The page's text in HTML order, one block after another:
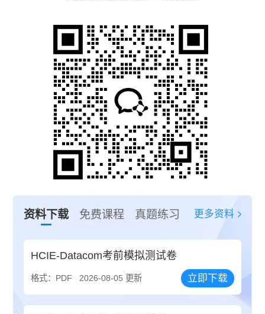
资料下载 免费课程 真题练习 更多资料
HCIE-Datacom考前模拟测试卷
格式：PDF 2026-08-05 更新 立即下载